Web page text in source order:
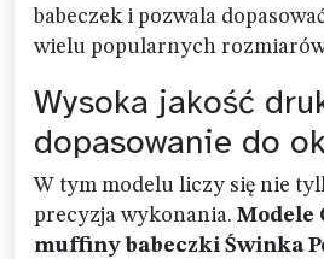
babeczek i pozwala
wielu popularnych
Wysoka jakość
dopasowanie do
W tym modelu liczy się nie
precyzja wykonania. Modele
muffiny babeczki Świnka